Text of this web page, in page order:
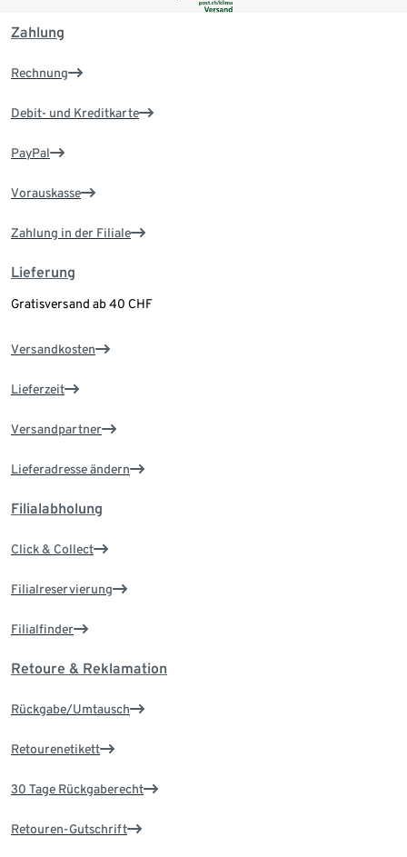
Zahlung
Rechnung
Debit- und Kreditkarte
PayPal
Vorauskasse
Zahlung in der Filiale
Lieferung
Gratisversand ab 40 CHF
Versandkosten
Lieferzeit
Versandpartner
Lieferadresse ändern
Filialabholung
Click & Collect
Filialreservierung
Filialfinder
Retoure & Reklamation
Rückgabe/Umtausch
Retourenetikett
30 Tage Rückgaberecht
Retouren-Gutschrift